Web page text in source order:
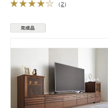
（2）